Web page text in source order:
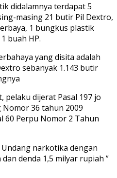
didalamnya terdapat 5
masing 21 butir Pil Dextro,
1 bungkus plastik
buah HP.
yang disita adalah
sebanyak 1.143 butir
pelaku dijerat Pasal 197 jo
Nomor 36 tahun 2009
60 Perpu Nomor 2 Tahun
narkotika dengan
denda 1,5 milyar rupiah ”